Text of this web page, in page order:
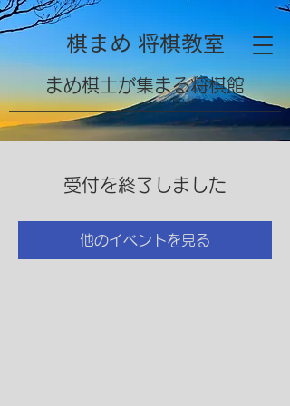
棋まめ 将棋教室
​まめ棋士が集まる将棋館
受付を終了しました
他のイベントを見る